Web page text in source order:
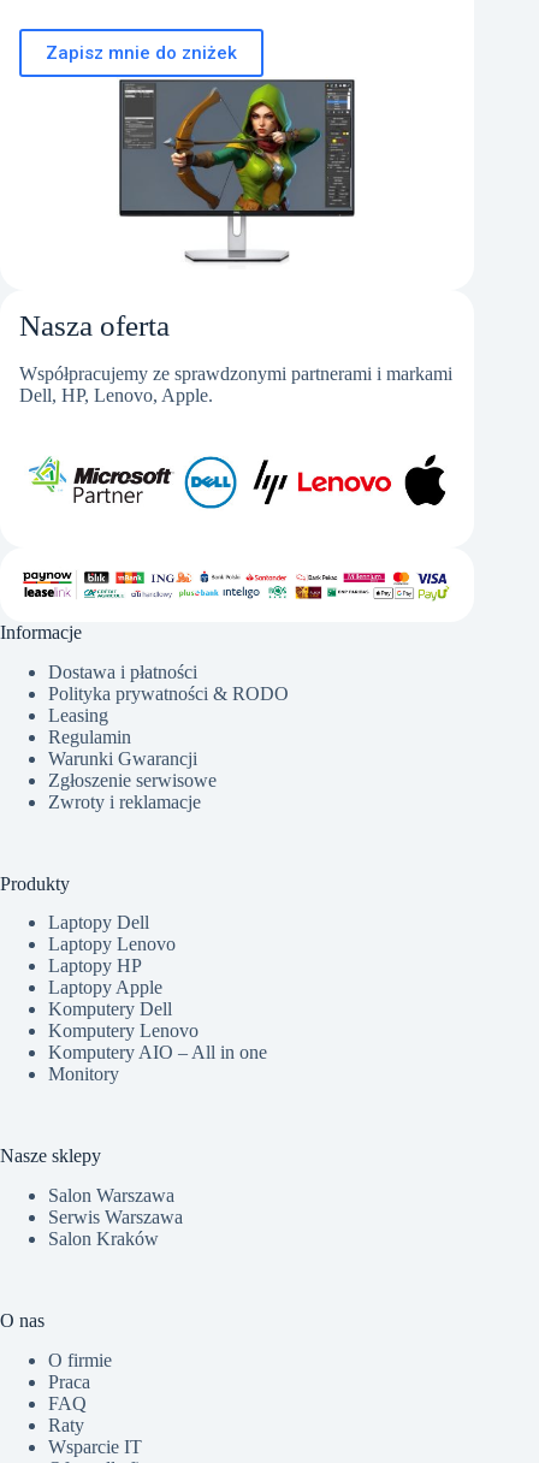
Zapisz mnie do zniżek
Nasza oferta
Współpracujemy ze sprawdzonymi partnerami i markami
Dell, HP, Lenovo, Apple.
Informacje
Dostawa i płatności
Polityka prywatności & RODO
Leasing
Regulamin
Warunki Gwarancji
Zgłoszenie serwisowe
Zwroty i reklamacje
Produkty
Laptopy Dell
Laptopy Lenovo
Laptopy HP
Laptopy Apple
Komputery Dell
Komputery Lenovo
Komputery AIO – All in one
Monitory
Nasze sklepy
Salon Warszawa
Serwis Warszawa
Salon Kraków
O nas
O firmie
Praca
FAQ
Raty
Wsparcie IT